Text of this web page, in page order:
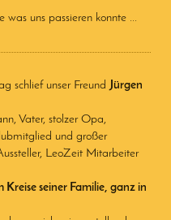
was uns passieren konnte ...
schlief unser Freund Jürgen
Vater, stolzer Opa,
und großer
LeoZeit Mitarbeiter
seiner Familie, ganz in